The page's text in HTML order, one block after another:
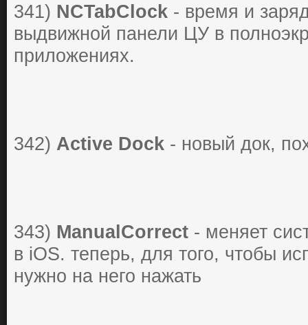
341) NCTabClock - время и
выдвижной панели ЦУ в
приложениях.
342) Active Dock - новый док,
343) ManualCorrect - меняет
в iOS. теперь, для того, чтобы
нужно на него нажать